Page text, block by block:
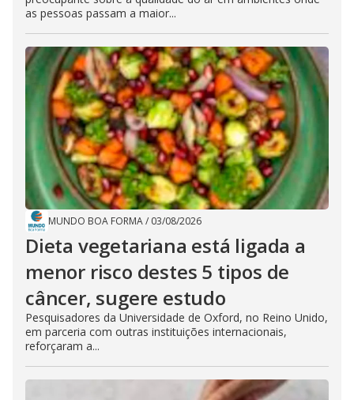
as pessoas passam a maior...
MUNDO BOA FORMA/ 03/08/2026
Dieta vegetariana está ligada a
menor risco destes 5 tipos de
câncer, sugere estudo
Pesquisadores da Universidade de Oxford, no Reino Unido,
em parceria com outras instituições internacionais,
reforçaram a...